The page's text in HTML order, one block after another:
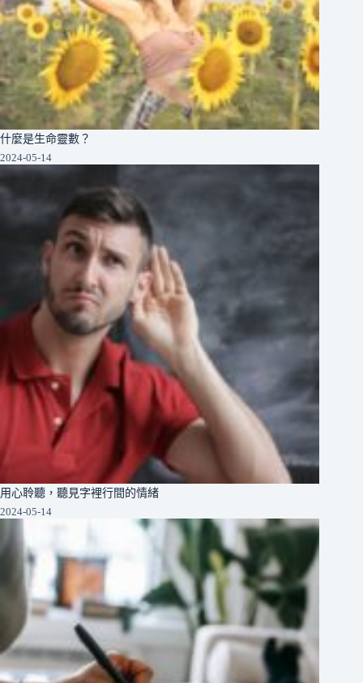
什麼是生命靈數？
2024-05-14
用心聆聽，聽見字裡行間的情緒
2024-05-14